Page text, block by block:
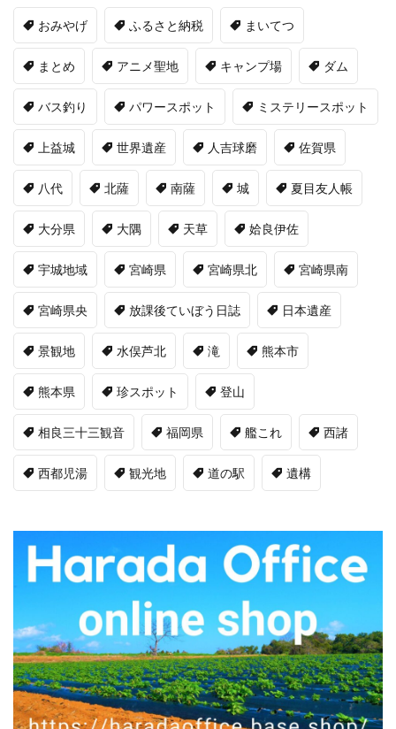
おみやげ ふるさと納税 まいてつ
まとめ アニメ聖地 キャンプ場 ダム
バス釣り パワースポット ミステリースポット
上益城 世界遺産 人吉球磨 佐賀県
八代 北薩 南薩 城 夏目友人帳
大分県 大隅 天草 姶良伊佐
宇城地域 宮崎県 宮崎県北 宮崎県南
宮崎県央 放課後ていぼう日誌 日本遺産
景観地 水俣芦北 滝 熊本市
熊本県 珍スポット 登山
相良三十三観音 福岡県 艦これ 西諸
西都児湯 観光地 道の駅 遺構